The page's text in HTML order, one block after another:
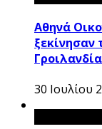
Αθηνά
ξεκίνησαν
Γροιλανδία
30 Ιουλίου